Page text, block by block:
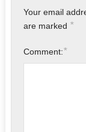
Your email
are marked *
Comment:*